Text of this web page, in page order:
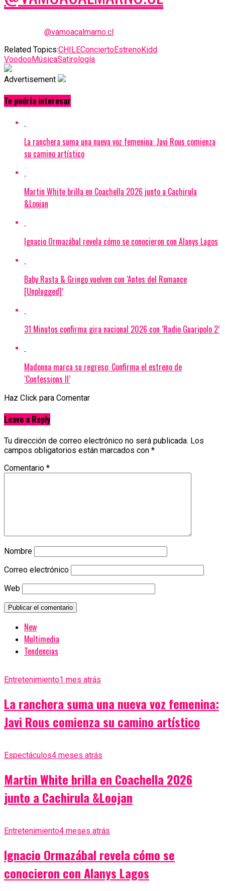
@vamoacalmarno.cl
Related Topics:CHILEConciertoEstrenoKidd
VoodooMúsicaSatirología
Advertisement
Te podría interesar
La ranchera suma una nueva voz femenina: Javi Rous comienza
su camino artístico
Martin White brilla en Coachella 2026 junto a Cachirula
&Loojan
Ignacio Ormazábal revela cómo se conocieron con Alanys Lagos
Baby Rasta & Gringo vuelven con ‘Antes del Romance
[Unplugged]’
31 Minutos confirma gira nacional 2026 con ‘Radio Guaripolo 2’
Madonna marca su regreso: Confirma el estreno de
‘Confessions II’
Haz Click para Comentar
Leave a Reply
Tu dirección de correo electrónico no será publicada. Los
campos obligatorios están marcados con *
Comentario *
Nombre
Correo electrónico
Web
New
Multimedia
Tendencias
Entretenimiento1 mes atrás
La ranchera suma una nueva voz femenina:
Javi Rous comienza su camino artístico
Espectáculos4 meses atrás
Martin White brilla en Coachella 2026
junto a Cachirula &Loojan
Entretenimiento4 meses atrás
Ignacio Ormazábal revela cómo se
conocieron con Alanys Lagos